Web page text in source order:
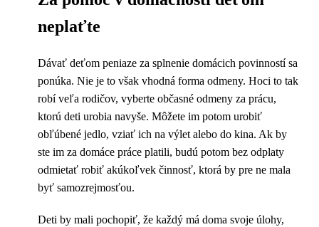
neplaťte
Dávať deťom peniaze za splnenie domácich povinností sa
ponúka. Nie je to však vhodná forma odmeny. Hoci to tak
robí veľa rodičov, vyberte občasné odmeny za prácu,
ktorú deti urobia navyše. Môžete im potom urobiť
obľúbené jedlo, vziať ich na výlet alebo do kina. Ak by
ste im za domáce práce platili, budú potom bez odplaty
odmietať robiť akúkoľvek činnosť, ktorá by pre ne mala
byť samozrejmosťou.
Deti by mali pochopiť, že každý má doma svoje úlohy,